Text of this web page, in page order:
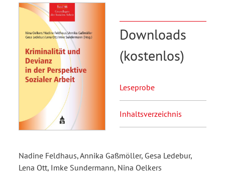
Downloads
(kostenlos)
Leseprobe
Inhaltsverzeichnis
Nadine Feldhaus, Annika Gaßmöller, Gesa Ledebur,
Lena Ott, Imke Sundermann, Nina Oelkers